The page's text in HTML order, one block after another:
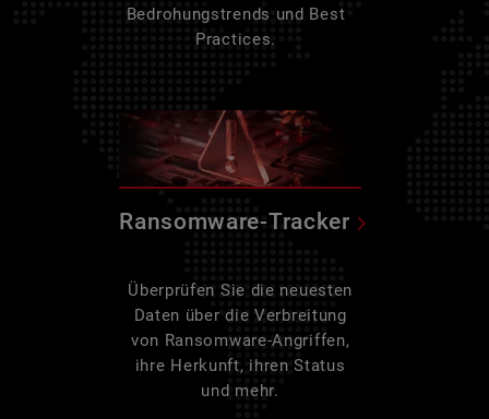
Bedrohungstrends und Best
Practices.
Ransomware-Tracker
Überprüfen Sie die neuesten
Daten über die Verbreitung
von Ransomware-Angriffen,
ihre Herkunft, ihren Status
und mehr.